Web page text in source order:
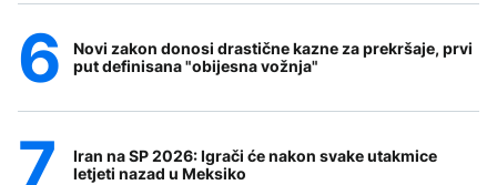
Novi zakon donosi drastične kazne za prekršaje, prvi
put definisana "obijesna vožnja"
Iran na SP 2026: Igrači će nakon svake utakmice
letjeti nazad u Meksiko